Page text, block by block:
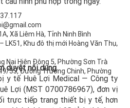
Xã Liêm Hà, Tỉnh Ninh Bình
LK51, Khu đô thị mới Hoàng Văn Thụ,
Nại Hiên Đông 5, Phường Sơn Trà
55, Đường Trường Chinh, Phường
duyệt nội dung
y tế Huê Lợi Medical — Công ty
Lợi (MST 0700786967), đơn vị
trực tiếp trang thiết bị y tế, hơn